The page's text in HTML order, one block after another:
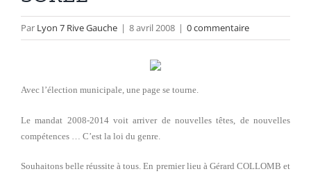
Par Lyon 7 Rive Gauche | 8 avril 2008 | 0 commentaire
Avec l’élection municipale, une page se tourne.
Le mandat 2008-2014 voit arriver de nouvelles têtes, de nouvelles
compétences … C’est la loi du genre.
Souhaitons belle réussite à tous. En premier lieu à Gérard COLLOMB et